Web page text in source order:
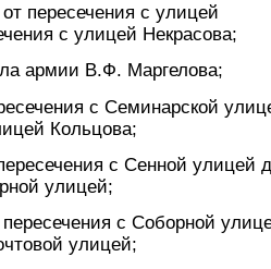
пересечения с улицей
с улицей Некрасова;
армии В.Ф. Маргелова;
с Семинарской
Кольцова;
с Сенной улицей
улицей;
с Соборной
улицей;